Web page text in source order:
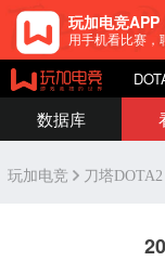
玩加电竞APP
用手机看比赛，
数据库
玩加电竞 刀塔DOTA2